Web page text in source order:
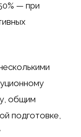
— при
общим
подготовке,